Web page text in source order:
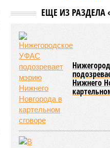
ЕЩЕ ИЗ РАЗДЕЛА
Нижнего